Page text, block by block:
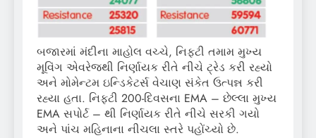
બજારમાં મંદીના માહોલ વચ્ચે, નિફ્ટી તમામ મુખ્ય
મૂવિંગ એવરેજથી નિર્ણાયક રીતે નીચે ટ્રેડ કરી રહ્યો
અને મોમેન્ટમ ઇન્ડિકેટર્સ વેચાણ સંકેત ઉત્પન્ન કરી
રહ્યા હતા. નિફ્ટી 200-દિવસના EMA – છેલ્લા મુખ્ય
EMA સપોર્ટ – થી નિર્ણાયક રીતે નીચે સરકી ગયો
અને પાંચ મહિનાના નીચલા સ્તરે પહોંચ્યો છે.